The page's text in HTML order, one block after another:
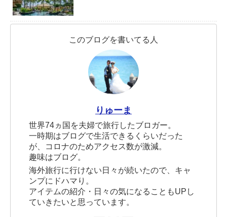
このブログを書いてる人
りゅーま
世界74ヵ国を夫婦で旅行したブロガー。
一時期はブログで生活できるくらいだった
が、コロナのためアクセス数が激減。
趣味はブログ。
海外旅行に行けない日々が続いたので、キャ
ンプにドハマり。
アイテムの紹介・日々の気になることもUPし
ていきたいと思っています。